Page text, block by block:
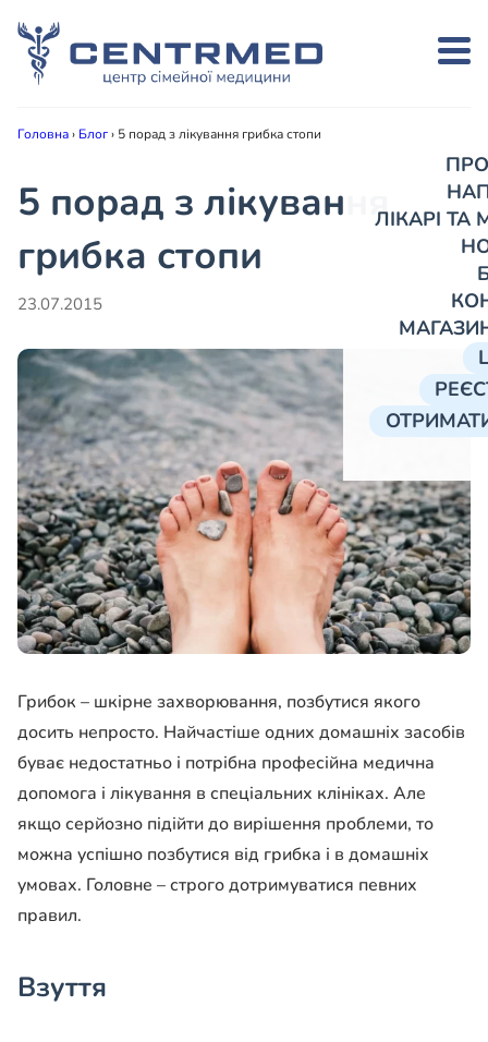
ЛІКАРІ
Головна› Блог› 5 порад з лікування грибка стопи
5 порад з лікування
грибка стопи
23.07.2015
Грибок – шкірне захворювання, позбутися якого
досить непросто. Найчастіше одних домашніх засобів
буває недостатньо і потрібна професійна медична
допомога і лікування в спеціальних клініках. Але
якщо серйозно підійти до вирішення проблеми, то
можна успішно позбутися від грибка і в домашніх
умовах. Головне – строго дотримуватися певних
правил.
Взуття